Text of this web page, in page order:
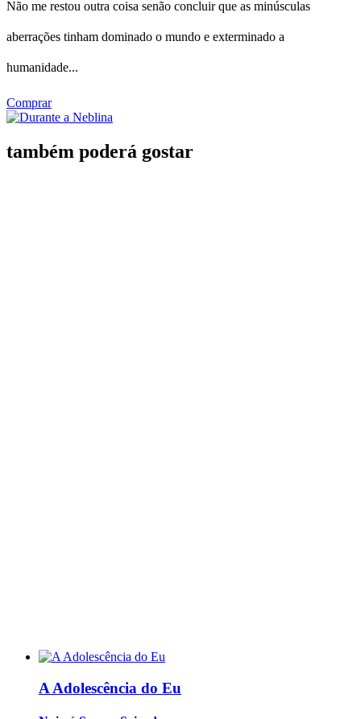
Não me restou outra coisa senão concluir que as minúsculas
aberrações tinham dominado o mundo e exterminado a
humanidade...
Comprar
também poderá gostar
A Adolescência do Eu